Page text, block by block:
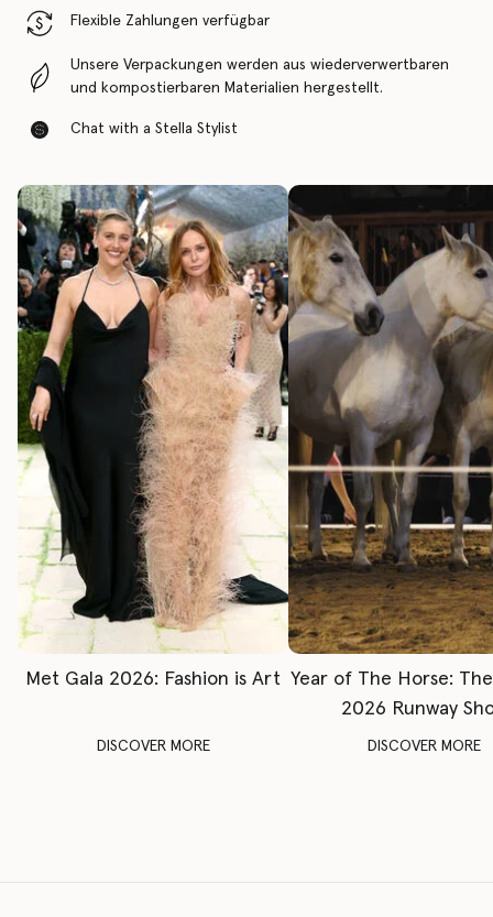
Flexible Zahlungen verfügbar
Unsere Verpackungen werden aus wiederverwertbaren
und kompostierbaren Materialien hergestellt.
Chat with a Stella Stylist
Met Gala 2026: Fashion is Art
DISCOVER MORE
Year of The Horse:
2026 Runway
DISCOVER MORE